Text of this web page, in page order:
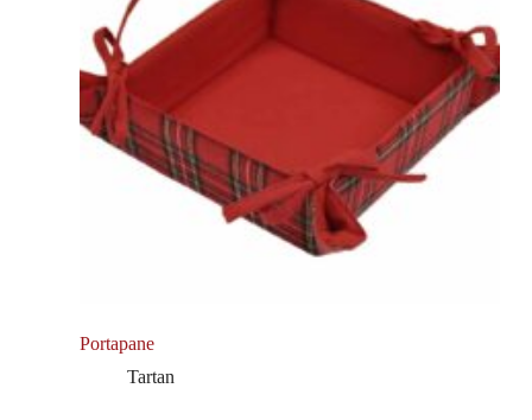
Portapane
Tartan